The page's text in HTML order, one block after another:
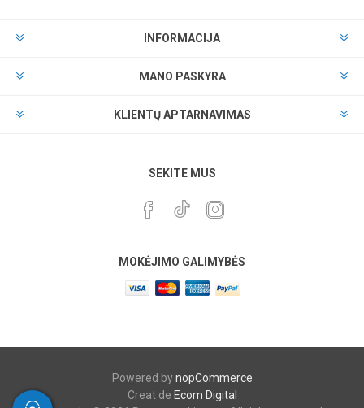
INFORMACIJA
MANO PASKYRA
KLIENTŲ APTARNAVIMAS
SEKITE MUS
MOKĖJIMO GALIMYBĖS
Powered bynopCommerce
Creat de Ecom Digital